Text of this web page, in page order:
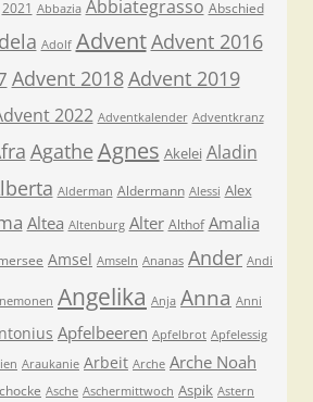
2021 Abbazia Abbiategrasso Abschied
Adolf AdventAdvent 2016
Advent 2018Advent 2019
2022 Adventkalender Adventkranz
Agathe Agnes Akelei Aladin
Alderman Aldermann Alessi Alex
Altea Altenburg Alter Althof Amalia
Amsel Amseln Ananas Ander Andi
Angelika Anja Anna Anni
Apfelbeeren Apfelbrot Apfelessig
Araukanie Arbeit Arche Arche Noah
Asche Aschermittwoch Aspik Astern